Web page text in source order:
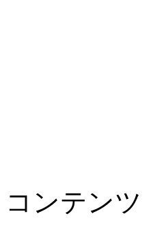
コンテンツ